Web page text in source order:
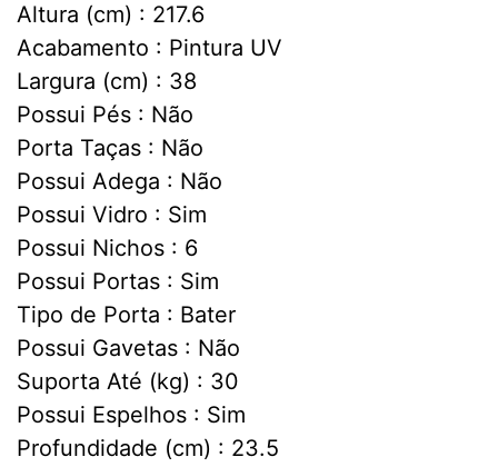
Altura (cm) : 217.6
Acabamento : Pintura UV
Largura (cm) : 38
Possui Pés : Não
Porta Taças : Não
Possui Adega : Não
Possui Vidro : Sim
Possui Nichos : 6
Possui Portas : Sim
Tipo de Porta : Bater
Possui Gavetas : Não
Suporta Até (kg) : 30
Possui Espelhos : Sim
Profundidade (cm) : 23.5